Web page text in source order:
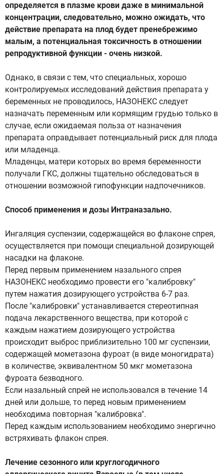
определяется в плазме крови даже в минимальной
концентрации, следовательно, можно ожидать, что
действие препарата на плод будет пренебрежимо
малым, а потенциальная токсичность в отношении
репродуктивной функции - очень низкой.
Однако, в связи с тем, что специальных, хорошо
контролируемых исследований действия препарата у
беременных не проводилось, НАЗОНЕКС следует
назначать переменным или кормящим грудью только в
случае, если ожидаемая польза от назначения
препарата оправдывает потенциальный риск для плода
или младенца.
Младенцы, матери которых во время беременности
получали ГКС, должны тщательно обследоваться в
отношении возможной гипофункции надпочечников.
Способ применения и дозы Интраназально.
Ингаляция суспензии, содержащейся во флаконе спрея,
осуществляется при помощи специальной дозирующей
насадки на флаконе.
Перед первым применением назального спрея
НАЗОНЕКС необходимо провести его "калибровку"
путем нажатия дозирующего устройства 6-7 раз.
После "калибровки" устанавливается стереотипная
подача лекарственного вещества, при которой с
каждым нажатием дозирующего устройства
происходит выброс приблизительно 100 мг суспензии,
содержащей мометазона фуроат (в виде моногидрата)
в количестве, эквивалентном 50 мкг мометазона
фуроата безводного.
Если назальный спрей не использовался в течение 14
дней или дольше, то перед новым применением
необходима повторная "калибровка".
Перед каждым использованием необходимо энергично
встряхивать флакон спрея.
Лечение сезонного или круглогодичного